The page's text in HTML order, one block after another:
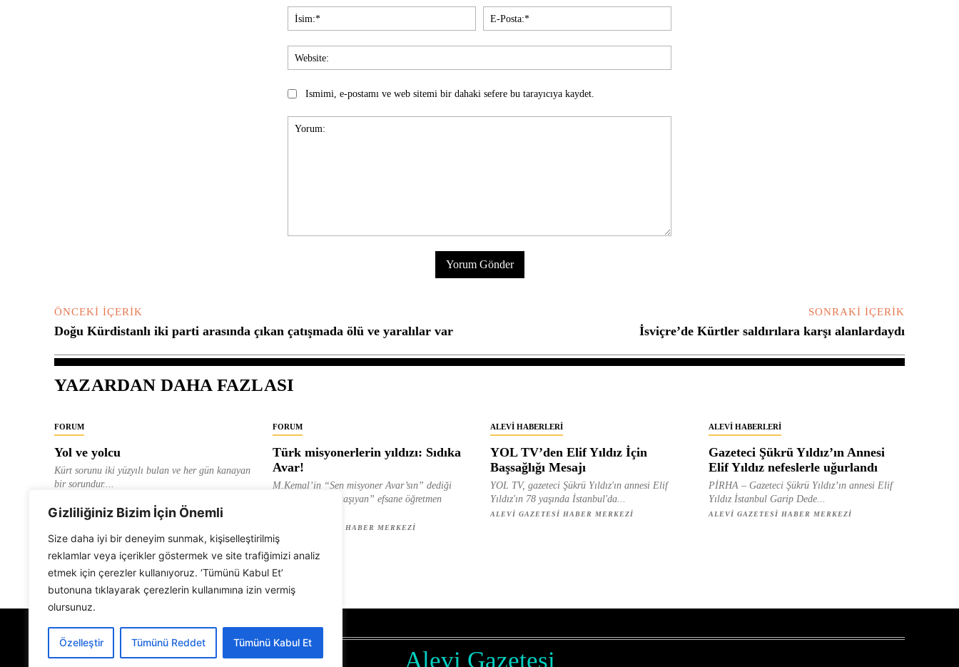
Gizliliğiniz Bizim İçin Önemli
Size daha iyi bir deneyim sunmak, kişiselleştirilmiş
reklamlar veya içerikler göstermek ve site trafiğimizi analiz
etmek için çerezler kullanıyoruz. ‘Tümünü Kabul Et’
butonuna tıklayarak çerezlerin kullanımına izin vermiş
olursunuz.
Özelleştir Tümünü Reddet Tümünü Kabul Et
İsim:*
Posta:*
Ismimi, e-postamı ve web sitemi bir dahaki sefere bu tarayıcıya kaydet.
ÖNCEKI İÇERIK
Doğu Kürdistanlı iki parti arasında çıkan çatışmada ölü ve yaralılar var
SONRAKI İÇERIK
İsviçre’de Kürtler saldırılara karşı alanlardaydı
YAZARDAN DAHA FAZLASI
FORUM
Yol ve yolcu
Kürt sorunu iki yüzyılı bulan ve her gün kanayan
bir sorundur....
FORUM
Türk misyonerlerin yıldızı: Sıdıka
Avar!
M.Kemal’in “Sen misyoner Avar’sın” dediği
ve “dağlara ışık taşıyan” efsane öğretmen
ALEVI GAZETESI HABER MERKEZI
ALEVI HABERLERI
YOL TV’den Elif Yıldız İçin
Başsağlığı Mesajı
YOL TV, gazeteci Şükrü Yıldız'ın annesi Elif
Yıldız'ın 78 yaşında İstanbul'da...
ALEVI GAZETESI HABER MERKEZI
ALEVI HABERLERI
Gazeteci Şükrü Yıldız’ın Annesi
Elif Yıldız nefeslerle uğurlandı
PİRHA – Gazeteci Şükrü Yıldız’ın annesi Elif
Yıldız İstanbul Garip Dede...
ALEVI GAZETESI HABER MERKEZI
Alevi Gazetesi